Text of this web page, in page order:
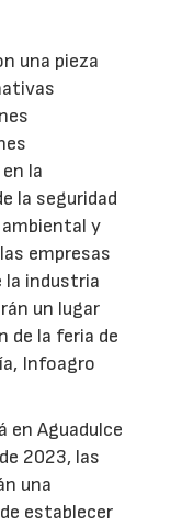
una pieza
la
la seguridad
y
empresas
la industria
un lugar
de la feria de
Infoagro
en Aguadulce
2023, las
una
establecer